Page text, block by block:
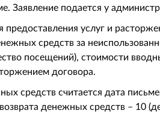
Заявление подается у
предоставления услуг и
средств за
посещений), стоимости
договора.
средств считается дата
денежных средств – 10